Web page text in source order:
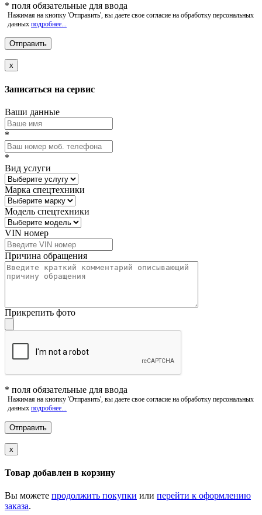
* поля обязательные для ввода
Нажимая на кнопку 'Отправить', вы даете свое согласие на обработку персональных
данных подробнее...
x
Записаться на сервис
Ваши данные
*
*
Вид услуги
Марка спецтехники
Модель спецтехники
VIN номер
Причина обращения
Прикрепить фото
* поля обязательные для ввода
Нажимая на кнопку 'Отправить', вы даете свое согласие на обработку персональных
данных подробнее...
x
Товар добавлен в корзину
Вы можете продолжить покупки или перейти к оформлению
заказа.